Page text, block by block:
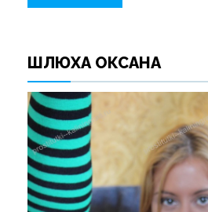
ШЛЮХА ОКСАНА